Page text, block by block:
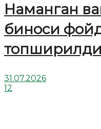
Наманган
биноси
топширилди
31.07.2026
12